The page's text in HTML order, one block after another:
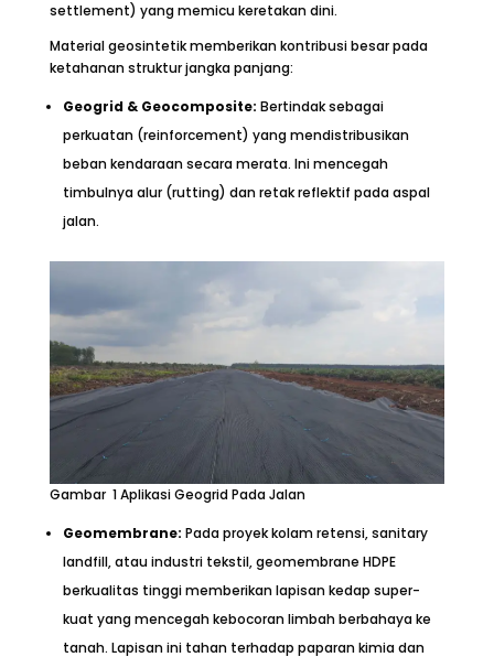
settlement) yang memicu keretakan dini.
Material geosintetik memberikan kontribusi besar pada
ketahanan struktur jangka panjang:
Geogrid & Geocomposite: Bertindak sebagai
perkuatan (reinforcement) yang mendistribusikan
beban kendaraan secara merata. Ini mencegah
timbulnya alur (rutting) dan retak reflektif pada aspal
jalan.
Gambar 1 Aplikasi Geogrid Pada Jalan
Geomembrane: Pada proyek kolam retensi, sanitary
landfill, atau industri tekstil, geomembrane HDPE
berkualitas tinggi memberikan lapisan kedap super-
kuat yang mencegah kebocoran limbah berbahaya ke
tanah. Lapisan ini tahan terhadap paparan kimia dan